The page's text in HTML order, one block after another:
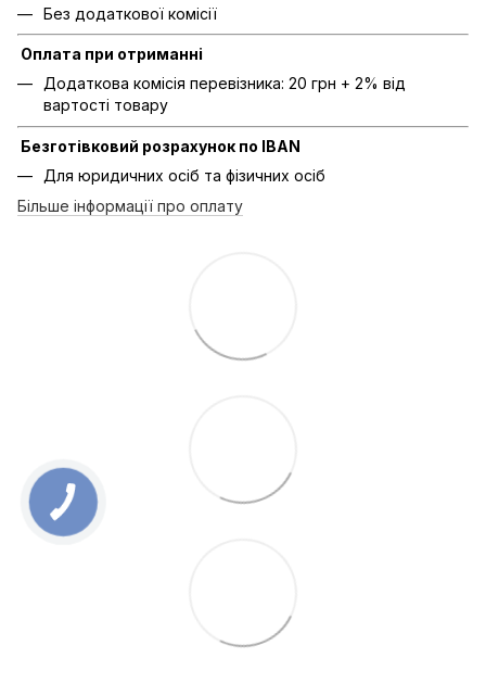
Без додаткової комісії
Оплата при отриманні
Додаткова комісія перевізника: 20 грн + 2% від
вартості товару
Безготівковий розрахунок по IBAN
Для юридичних осіб та фізичних осіб
Більше інформації про оплату